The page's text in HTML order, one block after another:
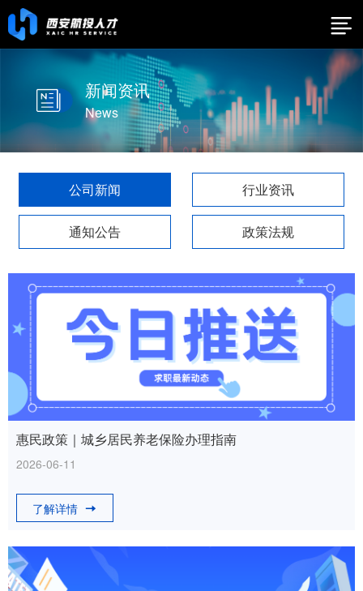
新闻资讯
News
公司新闻 行业资讯
通知公告 政策法规
惠民政策｜城乡居民养老保险办理指南
2026-06-11
了解详情